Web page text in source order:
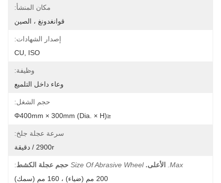
مكان المنشأ:
قوانغدونغ ، الصين
إصدار الشهادات:
CU, ISO
وظيفة:
وعاء داخل التلميع
حجم الشغل:
≤φ400mm × 300mm (Dia. × H)
سرعة عجلة جلخ:
2900r / دقيقة
Max. الأعلى. Size Of Abrasive Wheel حجم عجلة الكشط:
200 مم (ضياء) ، 160 مم (سمك)